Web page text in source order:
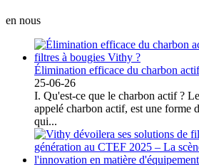
en nous
Élimination efficace du charbon
25-06-26
I. Qu'est-ce que le charbon actif ?
appelé charbon actif, est une forme
qui...